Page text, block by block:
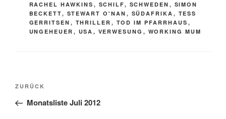
RACHEL HAWKINS , SCHILF, SCHWEDEN , SIMON
BECKETT, STEWART O'NAN , SÜDAFRIKA , TESS
GERRITSEN , THRILLER , TOD IM PFARRHAUS ,
UNGEHEUER , USA , VERWESUNG , WORKING MUM
Beitragsnavigation
Vorheriger
Beitrag
ZURÜCK
Monatsliste Juli 2012